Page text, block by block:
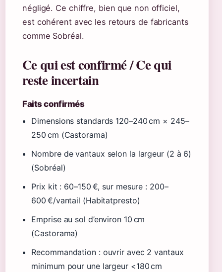
négligé. Ce chiffre, bien que non officiel,
est cohérent avec les retours de fabricants
comme Sobréal.
Ce qui est confirmé / Ce qui
reste incertain
Faits confirmés
Dimensions standards 120–240 cm × 245–
250 cm (Castorama)
Nombre de vantaux selon la largeur (2 à 6)
(Sobréal)
Prix kit : 60–150 €, sur mesure : 200–
600 €/vantail (Habitatpresto)
Emprise au sol d’environ 10 cm
(Castorama)
Recommandation : ouvrir avec 2 vantaux
minimum pour une largeur <180 cm